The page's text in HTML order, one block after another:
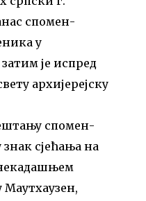
спомен-
у
је испред
архијерејску
спомен-
знак сјећања на